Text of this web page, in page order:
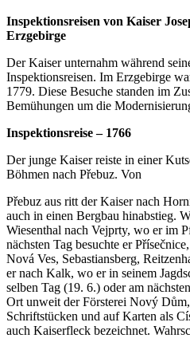
Inspektionsreisen von Kaiser
Erzgebirge
Der Kaiser unternahm während
Inspektionsreisen. Im Erzgebirge
1779. Diese Besuche standen im
Bemühungen um die
Inspektionsreise–1766
Der junge Kaiser reiste in einer
Böhmen nach Přebuz. Von
Přebuz aus ritt der Kaiser nach
auch in einen Bergbau hinabstieg.
Wiesenthal nach Vejprty, wo er im
nächsten Tag besuchte er
Nová Ves, Sebastiansberg,
er nach Kalk, wo er in seinem
selben Tag (19. 6.) oder am
Ort unweit der Försterei Nový
Schriftstücken und auf Karten als
auch Kaiserfleck bezeichnet.